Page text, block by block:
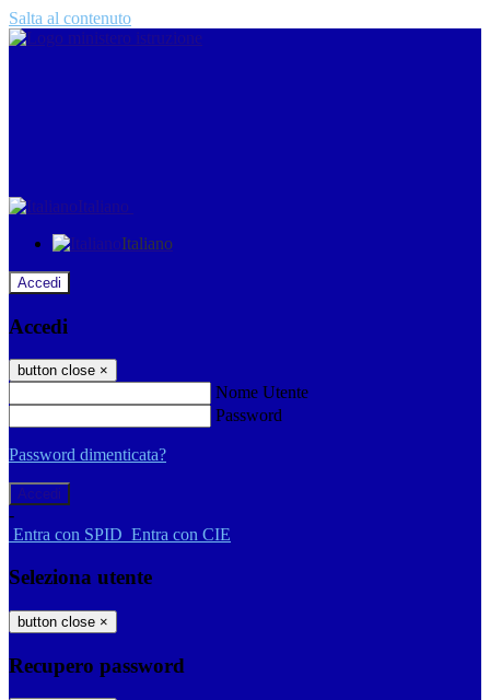
Salta al contenuto
Italiano
Italiano
Accedi
Accedi
button close ×
Nome Utente
Password
Password dimenticata?
-
Entra con SPID Entra con CIE
Seleziona utente
button close ×
Recupero password